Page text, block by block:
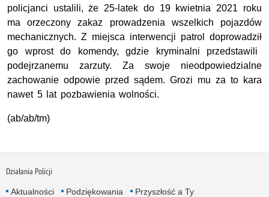
policjanci ustalili, że 25-latek do 19 kwietnia 2021 roku
ma orzeczony zakaz prowadzenia wszelkich pojazdów
mechanicznych. Z miejsca interwencji patrol doprowadził
go wprost do komendy, gdzie kryminalni przedstawili
podejrzanemu zarzuty. Za swoje nieodpowiedzialne
zachowanie odpowie przed sądem. Grozi mu za to kara
nawet 5 lat pozbawienia wolności.
(ab/ab/tm)
Działania Policji
Aktualności Podziękowania
Przyszłość a Ty